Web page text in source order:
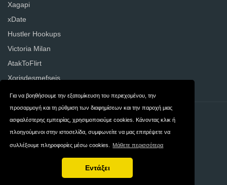
Για να βοηθήσουμε την εξατομίκευση του περιεχομένου, την
προσαρμογή και τη ρύθμιση των διαφημίσεων και την παροχή μιας
ασφαλέστερης εμπειρίας, χρησιμοποιούμε cookies. Κάνοντας κλικ ή
πλοηγούμενοι στην ιστοσελίδα, συμφωνείτε να μας επιτρέψετε να
συλλέξουμε πληροφορίες μέσω cookies. Μάθετε περισσότερα
Εντάξει
Xagapi
xDate
Hustler Hookups
Victoria Milan
AtakToFlirt
Xorisdesmefseis
Επικοινωνία Ιδιωτικότητα
Όροι και Ellada
Πνευματική ιδιοκτησία © 2026 DatingWebsites.gr